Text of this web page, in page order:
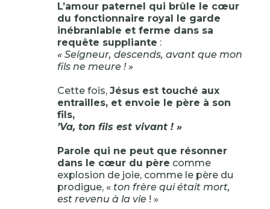
L’amour paternel qui brûle le cœur
du fonctionnaire royal le garde
inébranlable et ferme dans sa
requête suppliante :
« Seigneur, descends, avant que mon
fils ne meure ! »
Cette fois, Jésus est touché aux
entrailles, et envoie le père à son
fils,
’Va, ton fils est vivant ! »
Parole qui ne peut que résonner
dans le cœur du père comme
explosion de joie, comme le père du
prodigue, « ton frère qui était mort,
est revenu à la vie! »